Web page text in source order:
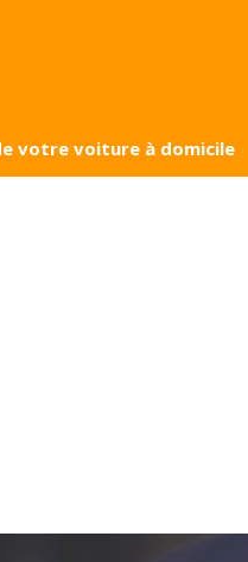
votre voiture à domicile